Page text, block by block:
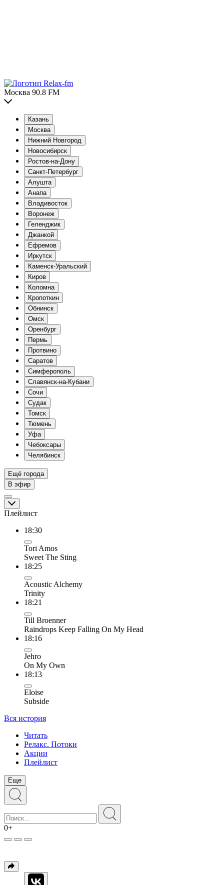
Москва 90.8 FM
Казань
Москва
Нижний Новгород
Новосибирск
Ростов-на-Дону
Санкт-Петербург
Алушта
Анапа
Владивосток
Воронеж
Геленджик
Джанкой
Ефремов
Иркутск
Каменск-Уральский
Киров
Коломна
Кропоткин
Обнинск
Омск
Оренбург
Пермь
Протвино
Саратов
Симферополь
Славянск-на-Кубани
Сочи
Судак
Томск
Тюмень
Уфа
Чебоксары
Челябинск
Ещё города
В эфир
Плейлист
18:30
Tori Amos
Sweet The Sting
18:25
Acoustic Alchemy
Trinity
18:21
Till Broenner
Raindrops Keep Falling On My Head
18:16
Jehro
On My Own
18:13
Eloise
Subside
Вся история
Читать
Релакс. Потоки
Акции
Плейлист
Еще
0+